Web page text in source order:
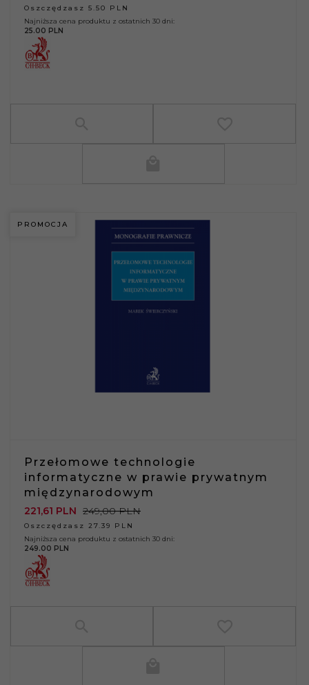
Oszczędzasz 5.50 PLN
Najniższa cena produktu z ostatnich 30 dni:
25.00 PLN
PROMOCJA
Przełomowe technologie
informatyczne w prawie prywatnym
międzynarodowym
221,61 PLN 249,00 PLN
Oszczędzasz 27.39 PLN
Najniższa cena produktu z ostatnich 30 dni:
249.00 PLN